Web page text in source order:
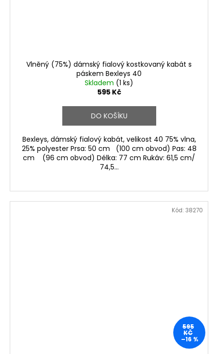
Vlněný (75%) dámský fialový kostkovaný kabát s
páskem Bexleys 40
Skladem (1 ks)
595 Kč
DO KOŠÍKU
Bexleys, dámský fialový kabát, velikost 40 75% vlna,
25% polyester Prsa: 50 cm (100 cm obvod) Pas: 48
cm (96 cm obvod) Délka: 77 cm Rukáv: 61,5 cm/
74,5...
595
KČ
–16 %
Kód: 38270